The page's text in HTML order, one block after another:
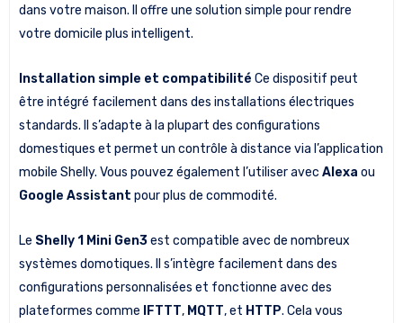
dans votre maison. Il offre une solution simple pour rendre
votre domicile plus intelligent.
Installation simple et compatibilité Ce dispositif peut
être intégré facilement dans des installations électriques
standards. Il s’adapte à la plupart des configurations
domestiques et permet un contrôle à distance via l’application
mobile Shelly. Vous pouvez également l’utiliser avec Alexa ou
Google Assistant pour plus de commodité.
Le Shelly 1 Mini Gen3est compatible avec de nombreux
systèmes domotiques. Il s’intègre facilement dans des
configurations personnalisées et fonctionne avec des
plateformes comme
IFTTT, MQTT, et HTTP. Cela vous